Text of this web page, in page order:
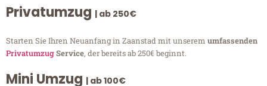
Privatumzug | ab 250€
Starten Sie Ihren Neuanfang in Zaanstad mit unserem umfassenden
PrivatumzugService, der bereits ab 250€ beginnt.
Mini Umzug | ab 100€